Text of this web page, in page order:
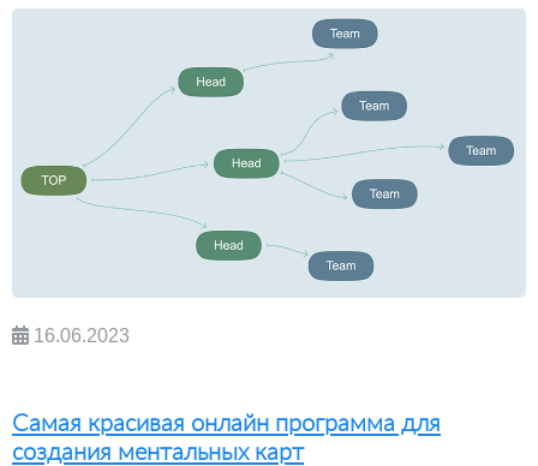
16.06.2023
Самая красивая онлайн программа для
создания ментальных карт